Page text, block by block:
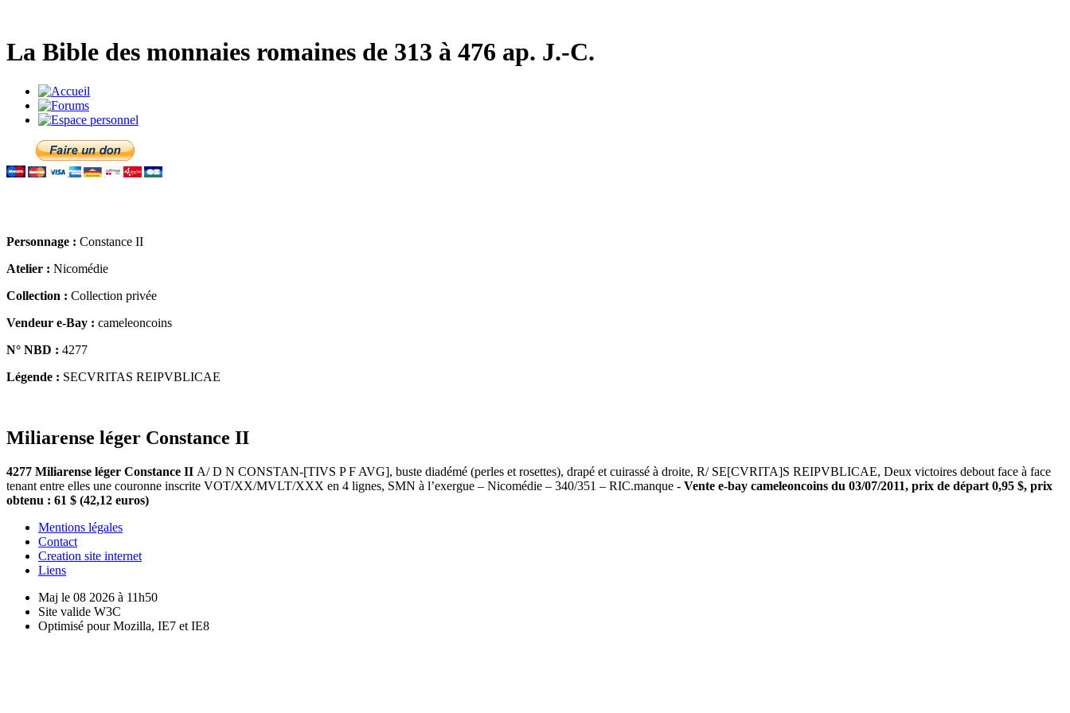
La Bible des monnaies romaines de 313 à 476 ap. J.-C.
Personnage : Constance II
Atelier : Nicomédie
Collection : Collection privée
Vendeur e-Bay : cameleoncoins
N° NBD : 4277
Légende : SECVRITAS REIPVBLICAE
Miliarense léger Constance II
4277 Miliarense léger Constance II A/ D N CONSTAN-[TIVS P F AVG], buste diadémé (perles et rosettes), drapé et cuirassé à droite, R/ SE[CVRITA]S REIPVBLICAE, Deux victoires debout face à face
tenant entre elles une couronne inscrite VOT/XX/MVLT/XXX en 4 lignes, SMN à l’exergue – Nicomédie – 340/351 – RIC.manque - Vente e-bay cameleoncoins du 03/07/2011, prix de départ 0,95 $, prix
obtenu : 61 $ (42,12 euros)
Mentions légales
Contact
Creation site internet
Liens
Maj le 08 2026 à 11h50
Site valide W3C
Optimisé pour Mozilla, IE7 et IE8